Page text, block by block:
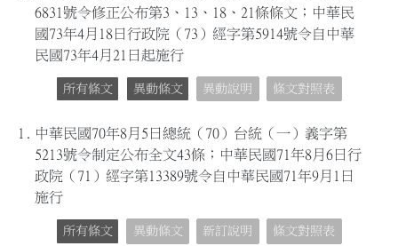
6831號令修正公布第3、13、18、21條條文；中華民
國73年4月18日行政院（73）經字第5914號令自中華
民國73年4月21日起施行
所有條文 異動條文 異動說明 條文對照表
1. 中華民國70年8月5日總統（70）台統（一）義字第
5213號令制定公布全文43條；中華民國71年8月6日行
政院（71）經字第13389號令自中華民國71年9月1日
施行
所有條文 異動條文 新訂說明 條文對照表